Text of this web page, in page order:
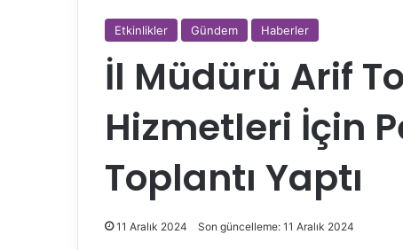
Etkinlikler Gündem Haberler
İl Müdürü Arif
Hizmetleri İçin
Toplantı Yaptı
11 Aralık 2024 Son güncelleme: 11 Aralık 2024